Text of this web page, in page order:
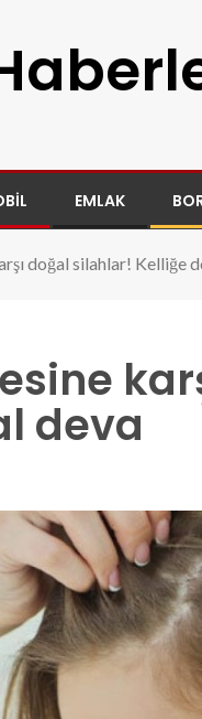
EMLAK
doğal silahlar! Kelliğe
deva